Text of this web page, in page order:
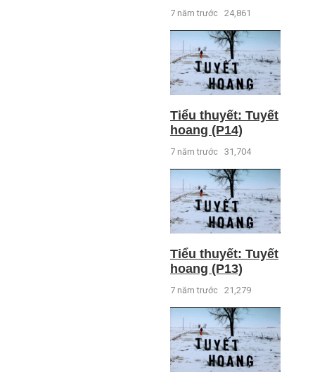
7 năm trước 24,861
Tiểu thuyết: Tuyết
hoang (P14)
7 năm trước 31,704
Tiểu thuyết: Tuyết
hoang (P13)
7 năm trước 21,279